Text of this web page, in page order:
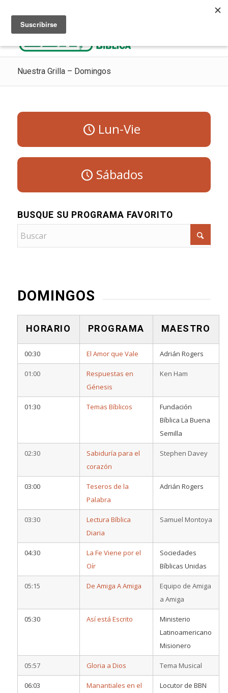
Nuestra Grilla – Domingos
Lun-Vie
Sábados
BUSQUE SU PROGRAMA FAVORITO
DOMINGOS
HORARIO PROGRAMA MAESTRO
00:30 El Amor que Vale Adrián Rogers
01:00
Respuestas en
Génesis
Ken Ham
01:30 Temas Bíblicos
Fundación
Bíblica La Buena
Semilla
02:30
Sabiduría para el
corazón
Stephen Davey
03:00
Teseros de la
Palabra
Adrián Rogers
03:30
Lectura Bíblica
Diaria
Samuel Montoya
04:30
La Fe Viene por el
Oír
Sociedades
Bíblicas Unidas
05:15 De Amiga A Amiga
Equipo de Amiga
a Amiga
05:30 Así está Escrito
Ministerio
Latinoamericano
Misionero
05:57 Gloria a Dios Tema Musical
06:03
Manantiales en el
Locutor de BBN